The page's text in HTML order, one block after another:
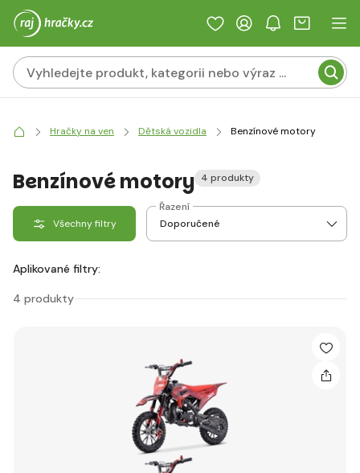
Hračky na ven Dětská vozidla Benzínové motory
Benzínové motory 4 produkty
Všechny filtry
Řazení
Aplikované filtry:
4 produkty